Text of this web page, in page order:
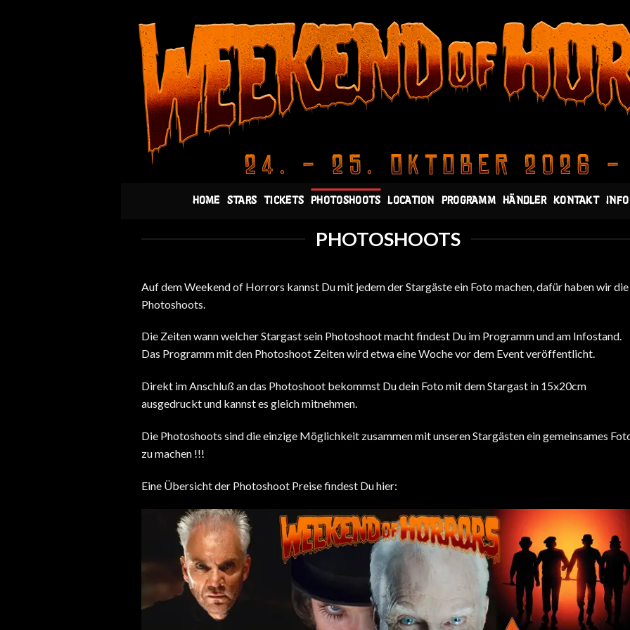
Skip
content
HOME STARS TICKETS PHOTOSHOOTS LOCATION PROGRAMM HÄNDLER KONTAKT INFO
PHOTOSHOOTS
Auf dem Weekend of Horrors kannst Du mit jedem der Stargäste ein Foto machen, dafür haben wir die
Photoshoots.
Die Zeiten wann welcher Stargast sein Photoshoot macht findest Du im Programm und am Infostand.
Das Programm mit den Photoshoot Zeiten wird etwa eine Woche vor dem Event veröffentlicht.
Direkt im Anschluß an das Photoshoot bekommst Du dein Foto mit dem Stargast in 15x20cm
ausgedruckt und kannst es gleich mitnehmen.
Die Photoshoots sind die einzige Möglichkeit zusammen mit unseren Stargästen ein gemeinsames
zu machen !!!
Eine Übersicht der Photoshoot Preise findest Du hier: